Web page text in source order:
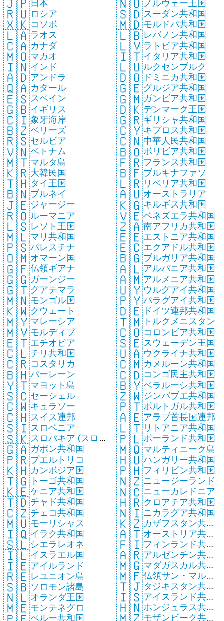
🇷🇺ロシア
🇽🇰コソボ
🇱🇦ラオス
🇨🇦カナダ
🇲🇴マカオ
🇮🇳インド
🇦🇩アンドラ
🇶🇦カタール
🇪🇸スペイン
🇬🇧イギリス
🇨🇮象牙海岸
🇧🇿ベリーズ
🇷🇸セルビア
🇻🇳ベトナム
🇲🇹マルタ島
🇰🇷大韓民国
🇹🇭タイ王国
🇧🇳ブルネイ
🇯🇪ジャージー
🇷🇴ルーマニア
🇱🇸レソト王国
🇲🇱マリ共和国
🇵🇸パレスチナ
🇴🇲オマーン国
🇬🇫仏領ギアナ
🇬🇬ガーンジー
🇬🇹グアテマラ
🇲🇳モンゴル国
🇰🇼クウェート
🇲🇾マレーシア
🇲🇻モルディブ
🇪🇹エチオピア
🇨🇱チリ共和国
🇨🇷コスタリカ
🇧🇭バーレーン
🇾🇹マヨット島
🇸🇨セーシェル
🇨🇼キュラソー
🇨🇭スイス連邦
🇸🇮スロベニア
🇸🇰スロバキア (スロ
バキア共和国)
🇬🇦ガボン共和国
🇵🇷プエルトリコ
🇰🇭カンボジア国
🇹🇬 トーゴ共和国
🇰🇪ケニア共和国
🇹🇩チャド共和国
🇨🇿チェコ共和国
🇲🇺モーリシャス
🇮🇶イラク共和国
🇸🇱シエラレオネ
🇮🇱イスラエル国
🇮🇪アイルランド
🇷🇪レユニオン島
🇸🇧ソロモン諸島
🇳🇱オランダ王国
🇲🇪モンテネグロ
ペルー共和国
🇸🇩スーダン共和国
🇲🇩モルドバ共和国
🇱🇧レバノン共和国
🇱🇻ラトビア共和国
🇮🇹イタリア共和国
🇱🇺ルクセンブルク
🇩🇴 ドミニカ共和国
🇬🇪グルジア共和国
🇬🇲ガンビア共和国
🇩🇰デンマーク王国
🇬🇷ギリシャ共和国
🇨🇾キプロス共和国
🇨🇳中華人民共和国
🇧🇴ボリビア共和国
🇫🇷フランス共和国
🇧🇫ブルキナファソ
🇱🇷リベリア共和国
🇦🇺オーストラリア
🇰🇬キルギス共和国
🇻🇪ベネズエラ共和国
🇿🇦南アフリカ共和国
🇪🇪エストニア共和国
🇪🇨エクアドル共和国
🇧🇬ブルガリア共和国
🇦🇱アルバニア共和国
🇦🇲アルメニア共和国
🇺🇾ウルグアイ共和国
🇵🇾パラグアイ共和国
🇩🇪 ドイツ連邦共和国
🇹🇲 トルクメニスタン
🇨🇴コロンビア共和国
🇸🇪スウェーデン王国
🇺🇦ウクライナ共和国
🇨🇲カメルーン共和国
🇨🇩コンゴ民主共和国
🇧🇾ベラルーシ共和国
🇿🇼ジンバブエ共和国
🇵🇹ポルトガル共和国
🇦🇪アラブ首長国連邦
🇱🇹リトアニア共和国
🇵🇱ポーランド共和国
🇲🇶マルティニーク島
🇭🇺ハンガリー共和国
🇵🇭フィリピン共和国
🇳🇿ニュージーランド
🇳🇨ニューカレドニア
🇭🇷クロアチア共和国
🇳🇮ニカラグア共和国
🇰🇿カザフスタン共和
国
🇦🇹オーストリア共和
国
🇫🇮フィンランド共和
国
🇦🇷アルゼンチン共和
国
🇲🇬マダガスカル共和
国
🇲🇫仏領サン・マルタ
ン
🇹🇯タジキスタン共和
国
🇮🇸アイスランド共和
国
🇭🇳ホンジュラス共和
国
モザンビーク共和